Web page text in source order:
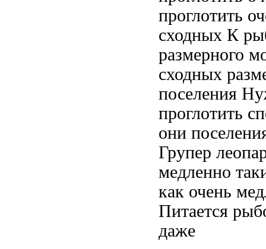
проглотить
сходных К
размерного
сходных
поселения
проглотить
они
Групер
медленно
как очень
Питается
даже